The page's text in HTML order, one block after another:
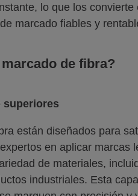
lo que los
marcado fiables y
de fibra?
superiores
están diseñados para
en aplicar marcas
de materiales,
industriales. Esta